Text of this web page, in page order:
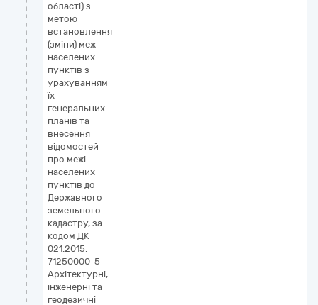
області) з
метою
встановлення
(зміни) меж
населених
пунктів з
урахуванням
їх
генеральних
планів та
внесення
відомостей
про межі
населених
пунктів до
Державного
земельного
кадастру, за
кодом ДК
021:2015:
71250000-5 -
Архітектурні,
інженерні та
геодезичні